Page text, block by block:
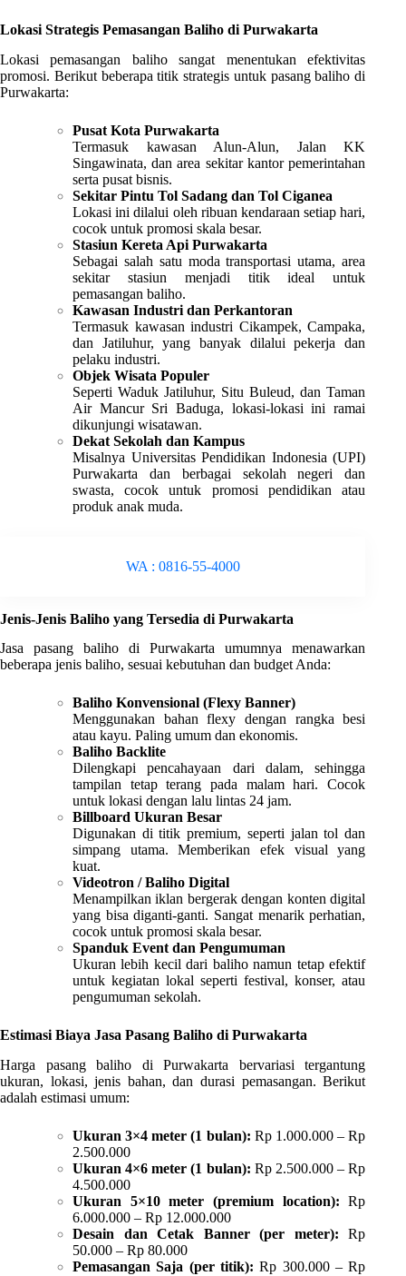
Lokasi Strategis Pemasangan Baliho di Purwakarta
Lokasi pemasangan baliho sangat menentukan efektivitas
promosi. Berikut beberapa titik strategis untuk pasang baliho di
Purwakarta:
Pusat Kota Purwakarta
Termasuk kawasan Alun-Alun, Jalan KK
Singawinata, dan area sekitar kantor pemerintahan
serta pusat bisnis.
Sekitar Pintu Tol Sadang dan Tol Ciganea
Lokasi ini dilalui oleh ribuan kendaraan setiap hari,
cocok untuk promosi skala besar.
Stasiun Kereta Api Purwakarta
Sebagai salah satu moda transportasi utama, area
sekitar stasiun menjadi titik ideal untuk
pemasangan baliho.
Kawasan Industri dan Perkantoran
Termasuk kawasan industri Cikampek, Campaka,
dan Jatiluhur, yang banyak dilalui pekerja dan
pelaku industri.
Objek Wisata Populer
Seperti Waduk Jatiluhur, Situ Buleud, dan Taman
Air Mancur Sri Baduga, lokasi-lokasi ini ramai
dikunjungi wisatawan.
Dekat Sekolah dan Kampus
Misalnya Universitas Pendidikan Indonesia (UPI)
Purwakarta dan berbagai sekolah negeri dan
swasta, cocok untuk promosi pendidikan atau
produk anak muda.
WA : 0816-55-4000
Jenis-Jenis Baliho yang Tersedia di Purwakarta
Jasa pasang baliho di Purwakarta umumnya menawarkan
beberapa jenis baliho, sesuai kebutuhan dan budget Anda:
Baliho Konvensional (Flexy Banner)
Menggunakan bahan flexy dengan rangka besi
atau kayu. Paling umum dan ekonomis.
Baliho Backlite
Dilengkapi pencahayaan dari dalam, sehingga
tampilan tetap terang pada malam hari. Cocok
untuk lokasi dengan lalu lintas 24 jam.
Billboard Ukuran Besar
Digunakan di titik premium, seperti jalan tol dan
simpang utama. Memberikan efek visual yang
kuat.
Videotron / Baliho Digital
Menampilkan iklan bergerak dengan konten digital
yang bisa diganti-ganti. Sangat menarik perhatian,
cocok untuk promosi skala besar.
Spanduk Event dan Pengumuman
Ukuran lebih kecil dari baliho namun tetap efektif
untuk kegiatan lokal seperti festival, konser, atau
pengumuman sekolah.
Estimasi Biaya Jasa Pasang Baliho di Purwakarta
Harga pasang baliho di Purwakarta bervariasi tergantung
ukuran, lokasi, jenis bahan, dan durasi pemasangan. Berikut
adalah estimasi umum:
Ukuran 3×4 meter (1 bulan): Rp 1.000.000 – Rp
2.500.000
Ukuran 4×6 meter (1 bulan): Rp 2.500.000 – Rp
4.500.000
Ukuran 5×10 meter (premium location): Rp
6.000.000 – Rp 12.000.000
Desain dan Cetak Banner (per meter): Rp
50.000 – Rp 80.000
Pemasangan Saja (per titik): Rp 300.000 – Rp